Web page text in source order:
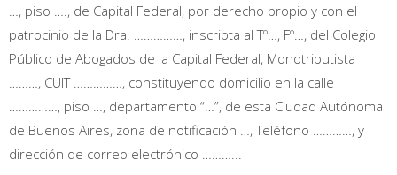
…, piso …., de Capital Federal, por derecho propio y con el
patrocinio de la Dra. ……………, inscripta al Tº…, Fº…, del Colegio
Público de Abogados de la Capital Federal, Monotributista
………, CUIT ……………, constituyendo domicilio en la calle
……………, piso …, departamento “…”, de esta Ciudad Autónoma
de Buenos Aires, zona de notificación …, Teléfono …………, y
dirección de correo electrónico ………...